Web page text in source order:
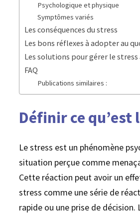
Psychologique et physique
Symptômes variés
Les conséquences du stress
Les bons réflexes à adopter au
Les solutions pour gérer le
FAQ
Publications similaires :
Définir ce qu’est
Le stress est un phénomène
situation perçue comme
Cette réaction peut avoir un
stress comme une série de
rapide ou une prise de